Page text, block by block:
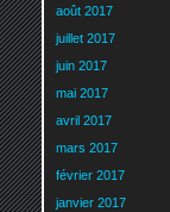
août 2017
juillet 2017
juin 2017
mai 2017
avril 2017
mars 2017
février 2017
janvier 2017